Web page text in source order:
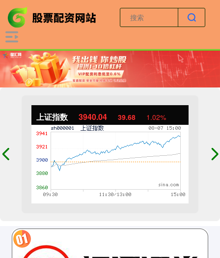
上证指数 3940.04 39.68 1.02%